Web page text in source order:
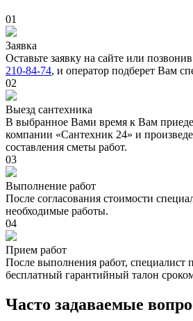
01
Заявка
Оставьте заявку на сайте или
210-84-74, и оператор подберет Вам
02
Выезд сантехника
В выбранное Вами время к Вам
компании «Сантехник 24» и
составления сметы работ.
03
Выполнение работ
После согласования стоимости
необходимые работы.
04
Прием работ
После выполнения работ, специалист
бесплатный гарантийный талон
Часто задаваемые